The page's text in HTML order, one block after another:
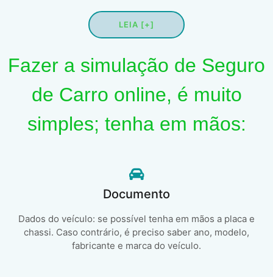
LEIA [+]
Fazer a simulação de Seguro
de Carro online, é muito
simples; tenha em mãos:
Documento
Dados do veículo: se possível tenha em mãos a placa e
chassi. Caso contrário, é preciso saber ano, modelo,
fabricante e marca do veículo.